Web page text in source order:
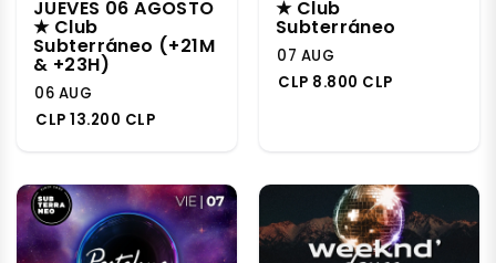
JUEVES 06 AGOSTO
★ Club
Subterráneo (+21M
& +23H)
06 AUG
CLP 13.200 CLP
★ Club
Subterráneo
07 AUG
CLP 8.800 CLP